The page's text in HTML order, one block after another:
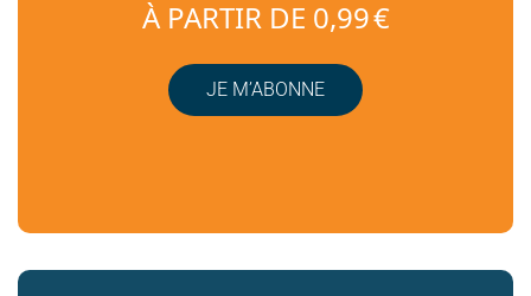
À PARTIR DE 0,99 €
JE M’ABONNE